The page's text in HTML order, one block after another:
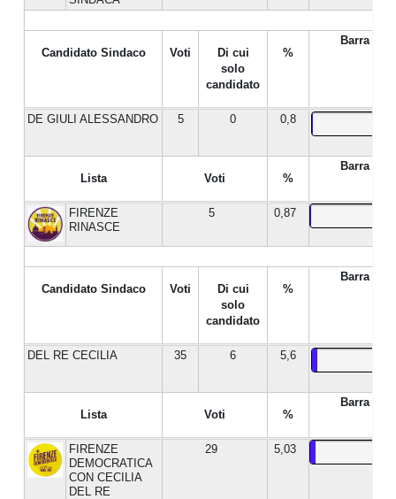
Candidato Sindaco Voti
Di cui
solo
candidato
%
Barra %
DE GIULI ALESSANDRO 5 0 0,8
Lista Voti %
Barra %
FIRENZE
RINASCE
5 0,87
Candidato Sindaco Voti
Di cui
solo
candidato
%
Barra %
DEL RE CECILIA 35 6 5,6
Lista Voti %
Barra %
FIRENZE
DEMOCRATICA
CON CECILIA
DEL RE
29 5,03